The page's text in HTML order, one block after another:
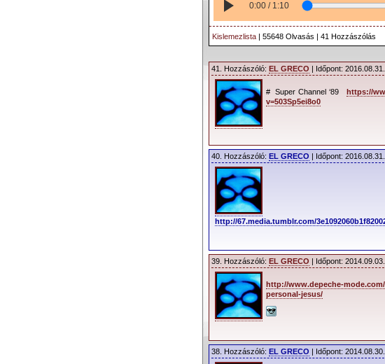
0:00 / 1:10
Kislemezlista | 55648 Olvasás | 41 Hozzászólás
41. Hozzászóló: EL GRECO | Időpont:
# Super Channel ‘89 https://
v=503Sp5ei8o0
40. Hozzászóló: EL GRECO | Időpont:
http://67.media.tumblr.com/
39. Hozzászóló: EL GRECO | Időpont:
http://www.depeche-
personal-jesus/
38. Hozzászóló: EL GRECO | Időpont: